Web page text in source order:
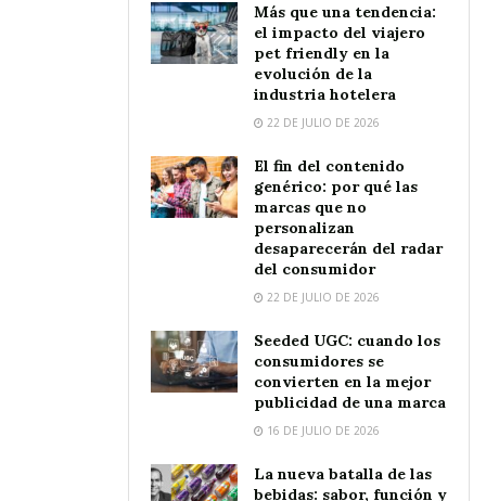
Más que una tendencia:
el impacto del viajero
pet friendly en la
evolución de la
industria hotelera
22 DE JULIO DE 2026
El fin del contenido
genérico: por qué las
marcas que no
personalizan
desaparecerán del radar
del consumidor
22 DE JULIO DE 2026
Seeded UGC: cuando los
consumidores se
convierten en la mejor
publicidad de una marca
16 DE JULIO DE 2026
La nueva batalla de las
bebidas: sabor, función y